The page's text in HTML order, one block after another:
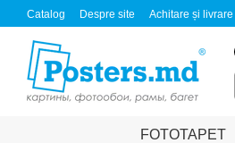
Mergi la conținutul principal
Catalog Despre site Achitare și livrare
FOTOTAPET